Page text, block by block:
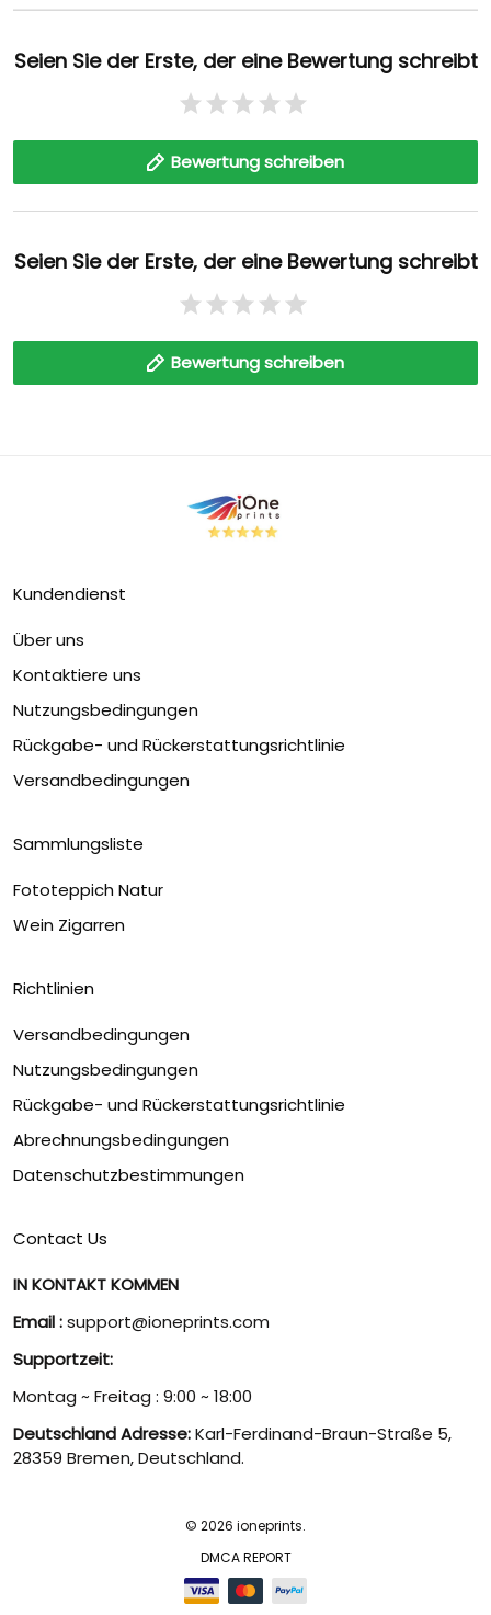
Seien Sie der Erste, der eine Bewertung schreibt
Bewertung schreiben
Seien Sie der Erste, der eine Bewertung schreibt
Bewertung schreiben
Kundendienst
Über uns
Kontaktiere uns
Nutzungsbedingungen
Rückgabe- und Rückerstattungsrichtlinie
Versandbedingungen
Sammlungsliste
Fototeppich Natur
Wein Zigarren
Richtlinien
Versandbedingungen
Nutzungsbedingungen
Rückgabe- und Rückerstattungsrichtlinie
Abrechnungsbedingungen
Datenschutzbestimmungen
Contact Us
IN KONTAKT KOMMEN
Email :support@ioneprints.com
Supportzeit:
Montag ~ Freitag : 9:00 ~ 18:00
Deutschland Adresse:Karl-Ferdinand-Braun-Straße 5,
28359 Bremen, Deutschland.
© 2026 ioneprints.
DMCA REPORT